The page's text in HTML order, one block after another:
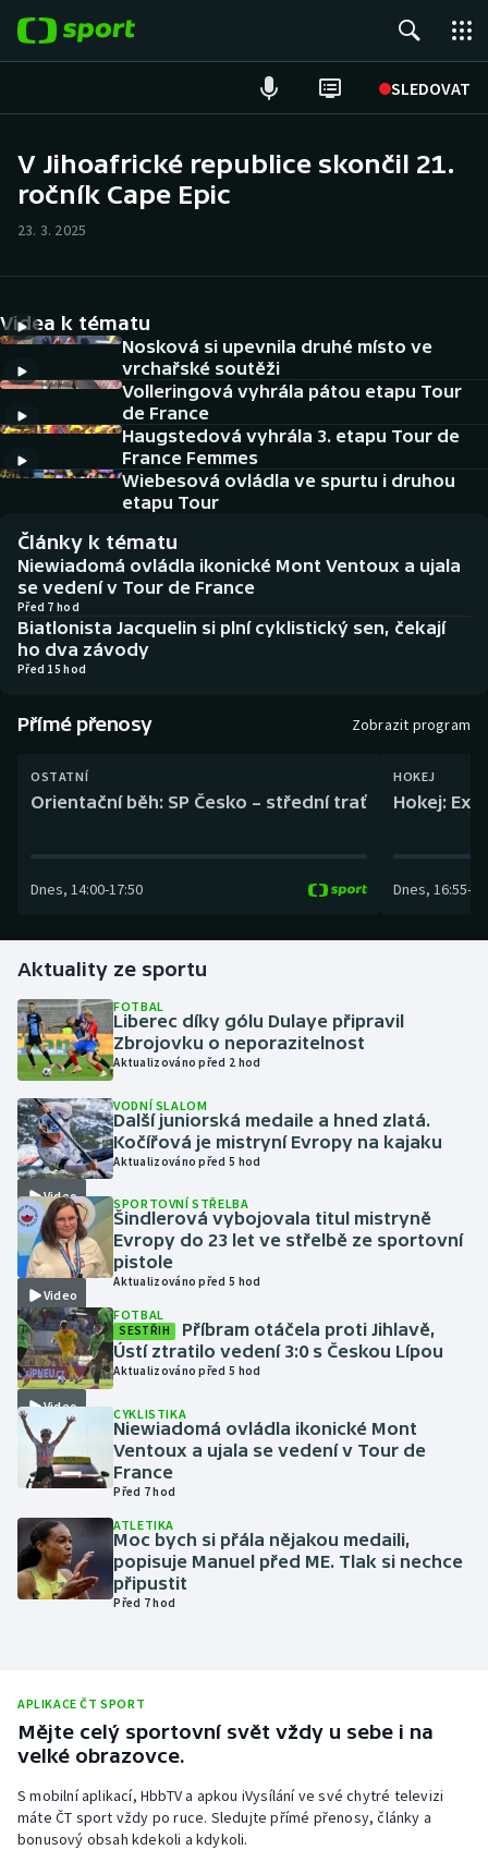
SLEDOVAT
Hokej
Cyklistika
DALŠÍ SPORTY
Americký fotbal
Baseball a softbal
Basketbal
Biatlon
Boby a skeleton
Box
Curling
Golf
Gymnastika
Házená
Jezdectví
Judo
Krasobruslení
Lezení
Lyže a snowboard
Moderní pětiboj
Motorsport
Olympijské hry
Parasport
Plavání
Ragby
Rychlobruslení
Rychlostní kanoistika
NEPŘEHLÉDNĚTE
Historické návraty
Aplikace ČT sport
AZ kvíz
V Jihoafrické republice skončil 21.
ročník Cape Epic
23. 3. 2025
Videa k tématu
Nosková si upevnila druhé místo ve
vrchařské soutěži
Volleringová vyhrála pátou etapu Tour
de France
Haugstedová vyhrála 3. etapu Tour de
France Femmes
Wiebesová ovládla ve spurtu i druhou
etapu Tour
Články k tématu
Niewiadomá ovládla ikonické Mont Ventoux a ujala
se vedení v Tour de France
Před 7 hod
Biatlonista Jacquelin si plní cyklistický sen, čekají
ho dva závody
Před 15 hod
Přímé přenosy Zobrazit program
OSTATNÍ
Orientační běh: SP Česko – střední trať
Dnes, 14:00-17:50
HOKEJ
Hokej:
Dnes, 16:55-
Aktuality ze sportu
FOTBAL
Liberec díky gólu Dulaye připravil
Zbrojovku o neporazitelnost
Aktualizováno před 2 hod
Video
VODNÍ SLALOM
Další juniorská medaile a hned zlatá.
Kočířová je mistryní Evropy na kajaku
Aktualizováno před 5 hod
Video
SPORTOVNÍ STŘELBA
Šindlerová vybojovala titul mistryně
Evropy do 23 let ve střelbě ze sportovní
pistole
Aktualizováno před 5 hod
Video
FOTBAL
SESTŘIH
Příbram otáčela proti Jihlavě,
Ústí ztratilo vedení 3:0 s Českou Lípou
Aktualizováno před 5 hod
CYKLISTIKA
Niewiadomá ovládla ikonické Mont
Ventoux a ujala se vedení v Tour de
France
Před 7 hod
ATLETIKA
Moc bych si přála nějakou medaili,
popisuje Manuel před ME. Tlak si nechce
připustit
Před 7 hod
APLIKACE ČT SPORT
Mějte celý sportovní svět vždy u sebe i na
velké obrazovce.
S mobilní aplikací, HbbTV a apkou iVysílání ve své chytré televizi
máte ČT sport vždy po ruce. Sledujte přímé přenosy, články a
bonusový obsah kdekoli a kdykoli.